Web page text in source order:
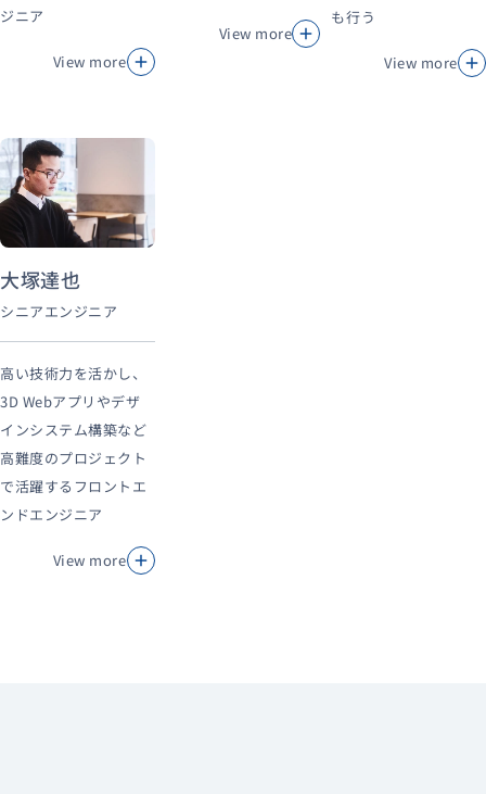
ジニア
View more
View more
も行う
View more
大塚達也
シニアエンジニア
高い技術力を活かし、
3D Webアプリやデザ
インシステム構築など
高難度のプロジェクト
で活躍するフロントエ
ンドエンジニア
View more